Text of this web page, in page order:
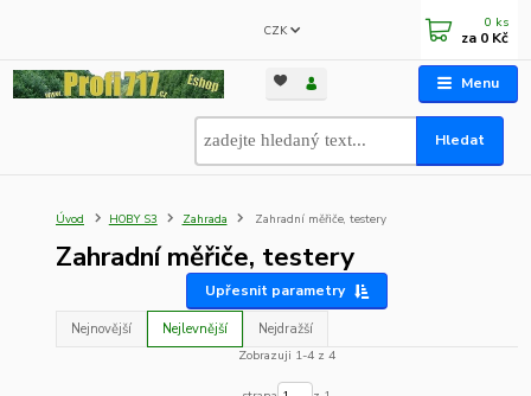
Menu
CZK
Hledat
0 ks
za 0 Kč
Úvod HOBY S3 Zahrada Zahradní měřiče, testery
Zahradní měřiče, testery
Upřesnit parametry
Nejnovější Nejlevnější
Nejdražší
Zobrazuji 1-4 z 4